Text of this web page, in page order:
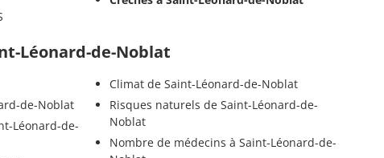
Léonard-de-Noblat
de-Noblat
Léonard-de-
Climat de Saint-Léonard-de-Noblat
Risques naturels de Saint-Léonard-de-
Noblat
Nombre de médecins à Saint-Léonard-de-